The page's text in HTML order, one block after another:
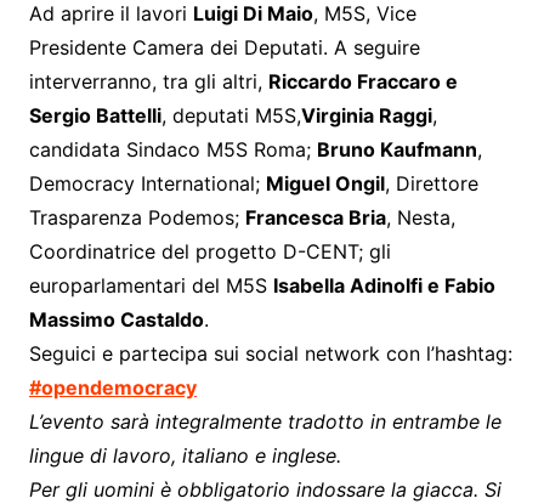
Ad aprire il lavori Luigi Di Maio, M5S, Vice
Presidente Camera dei Deputati. A seguire
interverranno, tra gli altri, Riccardo Fraccaro e
Sergio Battelli, deputati M5S,Virginia Raggi,
candidata Sindaco M5S Roma; Bruno Kaufmann,
Democracy International; Miguel Ongil, Direttore
Trasparenza Podemos; Francesca Bria, Nesta,
Coordinatrice del progetto D-CENT; gli
europarlamentari del M5S Isabella Adinolfi e Fabio
Massimo Castaldo.
Seguici e partecipa sui social network con l’hashtag:
#opendemocracy
L’evento sarà integralmente tradotto in entrambe le
lingue di lavoro, italiano e inglese.
Per gli uomini è obbligatorio indossare la giacca. Si